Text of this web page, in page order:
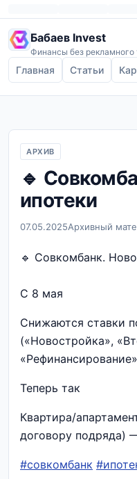
Бабаев Invest
Финансы без рекламного
Главная Статьи
АРХИВ
🔹
ипотеки
07.05.2025Архивный
🔹 Совкомбанк.
С 8 мая
Снижаются ставки
(«Новостройка»,
Теперь так
Квартира/
договору подряда)
#совкомбанк